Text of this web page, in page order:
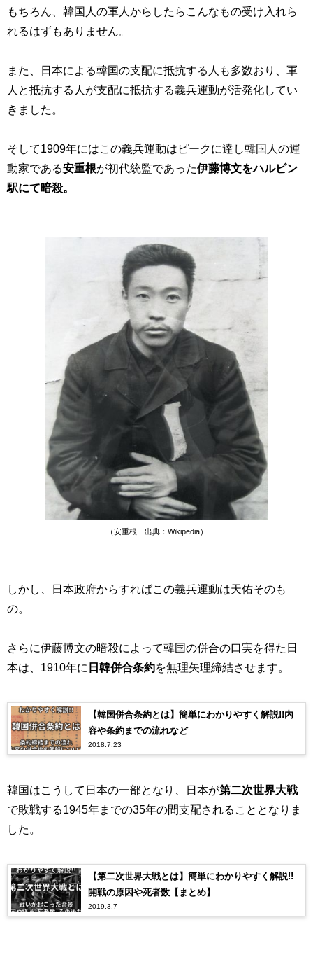
もちろん、韓国人の軍人からしたらこんなもの受け入れら
れるはずもありません。
また、日本による韓国の支配に抵抗する人も多数おり、軍
人と抵抗する人が支配に抵抗する義兵運動が活発化してい
きました。
そして1909年にはこの義兵運動はピークに達し韓国人の運
動家である安重根が初代統監であった伊藤博文をハルビン
駅にて暗殺。
（安重根 出典：Wikipedia）
しかし、日本政府からすればこの義兵運動は天佑そのも
の。
さらに伊藤博文の暗殺によって韓国の併合の口実を得た日
本は、1910年に 日韓併合条約を無理矢理締結させます。
【韓国併合条約とは】簡単にわかりやすく解説!!内
容や条約までの流れなど
2018.7.23
韓国はこうして日本の一部となり、日本が第二次世界大戦
で敗戦する1945年までの35年の間支配されることとなりま
した。
【第二次世界大戦とは】簡単にわかりやすく解説!!
開戦の原因や死者数【まとめ】
2019.3.7